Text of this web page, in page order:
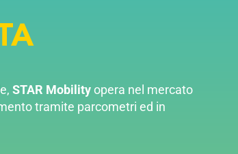
STAR Mobilityopera nel mercato
tramite parcometri ed in